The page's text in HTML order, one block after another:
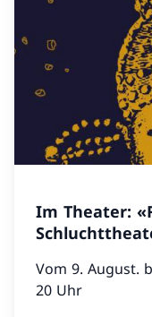
Im Theater:
Vom 9. August.
20 Uhr